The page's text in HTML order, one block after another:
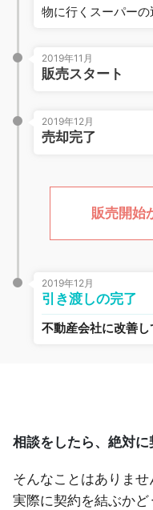
物に行くスーパーの
2019年11月
販売スタート
2019年12月
売却完了
販売開始
2019年12月
引き渡しの完了
不動産会社に改善
相談をしたら、絶対
そんなことはありませ
実際に契約を結ぶかど